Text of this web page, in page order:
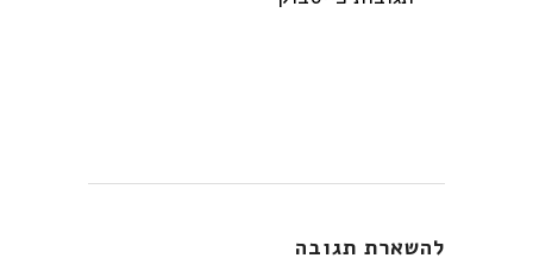
להשארת תגובה